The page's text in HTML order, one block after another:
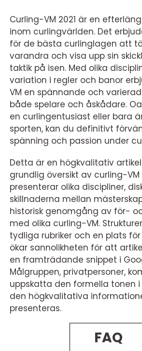
Curling-VM 2021 är en
inom curlingvärlden. Det
för de bästa curlinglagen att
varandra och visa upp sin
taktik på isen. Med olika
variation i regler och banor
VM en spännande och
både spelare och åskådare.
en curlingentusiast eller bara
sporten, kan du definitivt
spänning och passion under
Detta är en högkvalitativ
grundlig översikt av curling-VM
presenterar olika discipliner,
skillnaderna mellan
historisk genomgång av för-
med olika curling-VM.
tydliga rubriker och en plats
ökar sannolikheten för att
en framträdande snippet i
Målgruppen, privatpersoner,
uppskatta den formella tonen
den högkvalitativa
presenteras.
FAQ